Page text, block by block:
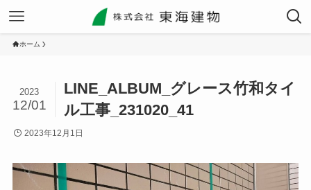
ホーム
LINE_ALBUM_グレース竹和タイ
ル工事_231020_41
2023
12/01
2023年12月1日